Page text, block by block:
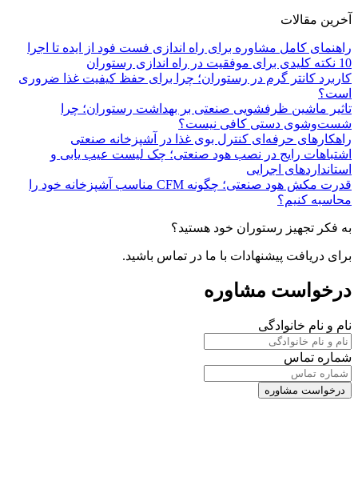
آخرین مقالات
راهنمای کامل مشاوره برای راه اندازی فست فود از ایده تا اجرا
10 نکته کلیدی برای موفقیت در راه اندازی رستوران
کاربرد کانتر گرم در رستوران؛ چرا برای حفظ کیفیت غذا ضروری
است؟
تاثیر ماشین ظرفشویی صنعتی بر بهداشت رستوران؛ چرا
شست‌وشوی دستی کافی نیست؟
راهکارهای حرفه‌ای کنترل بوی غذا در آشپزخانه صنعتی
اشتباهات رایج در نصب هود صنعتی؛ چک لیست عیب یابی و
استانداردهای اجرایی
قدرت مکش هود صنعتی؛ چگونه CFM مناسب آشپزخانه خود را
محاسبه کنیم؟
به فکر تجهیز رستوران خود هستید؟
برای دریافت پیشنهادات با ما در تماس باشید.
درخواست مشاوره
نام و نام خانوادگی
شماره تماس